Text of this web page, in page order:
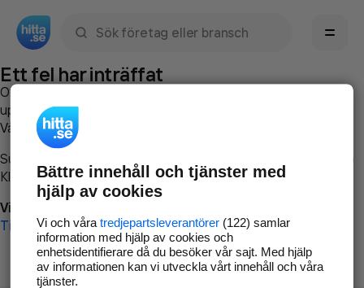
Ett fel har inträffat
Om du vill kan du
uppstod så att vi lättare och snabbare kan avhjälpa det.
Vänligen försök med följande:
Surfa till
Klicka påTillbaka-knappen i webbläsaren och försök igen
Vi beklagar besväret!
Till startsidan
Bättre innehåll och tjänster med
hjälp av cookies
Vi och våra tredjepartsleverantörer(122) samlar
information med hjälp av cookies och
enhetsidentifierare då du besöker vår sajt. Med hjälp
av informationen kan vi utveckla vårt innehåll och våra
tjänster.